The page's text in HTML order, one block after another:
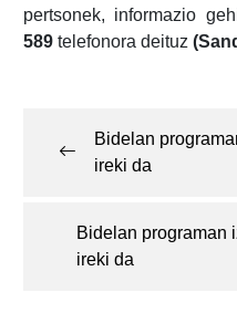
pertsonek, informazio
589telefonora deituz
Bidelan
ireki da
Bidelan programan
ireki da